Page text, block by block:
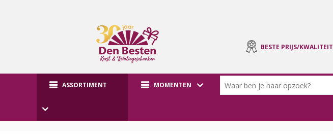
BESTE PRIJS/KWALITEIT
ASSORTIMENT MOMENTEN